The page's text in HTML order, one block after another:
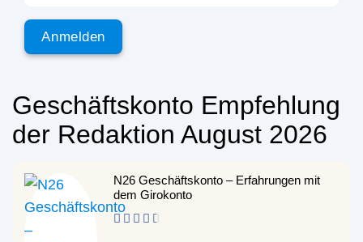
Geschäfts­konto Empfehlung
der Redaktion August 2026
N26 Geschäftskonto – Erfahrungen mit
dem Girokonto